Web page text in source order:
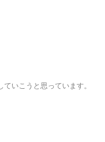
いこうと思っています。